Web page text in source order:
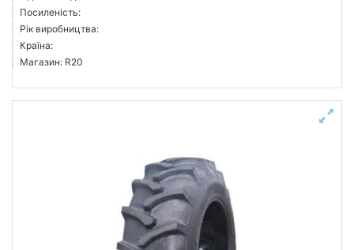
Посиленість:
Рік виробництва:
Країна:
Магазин: R20